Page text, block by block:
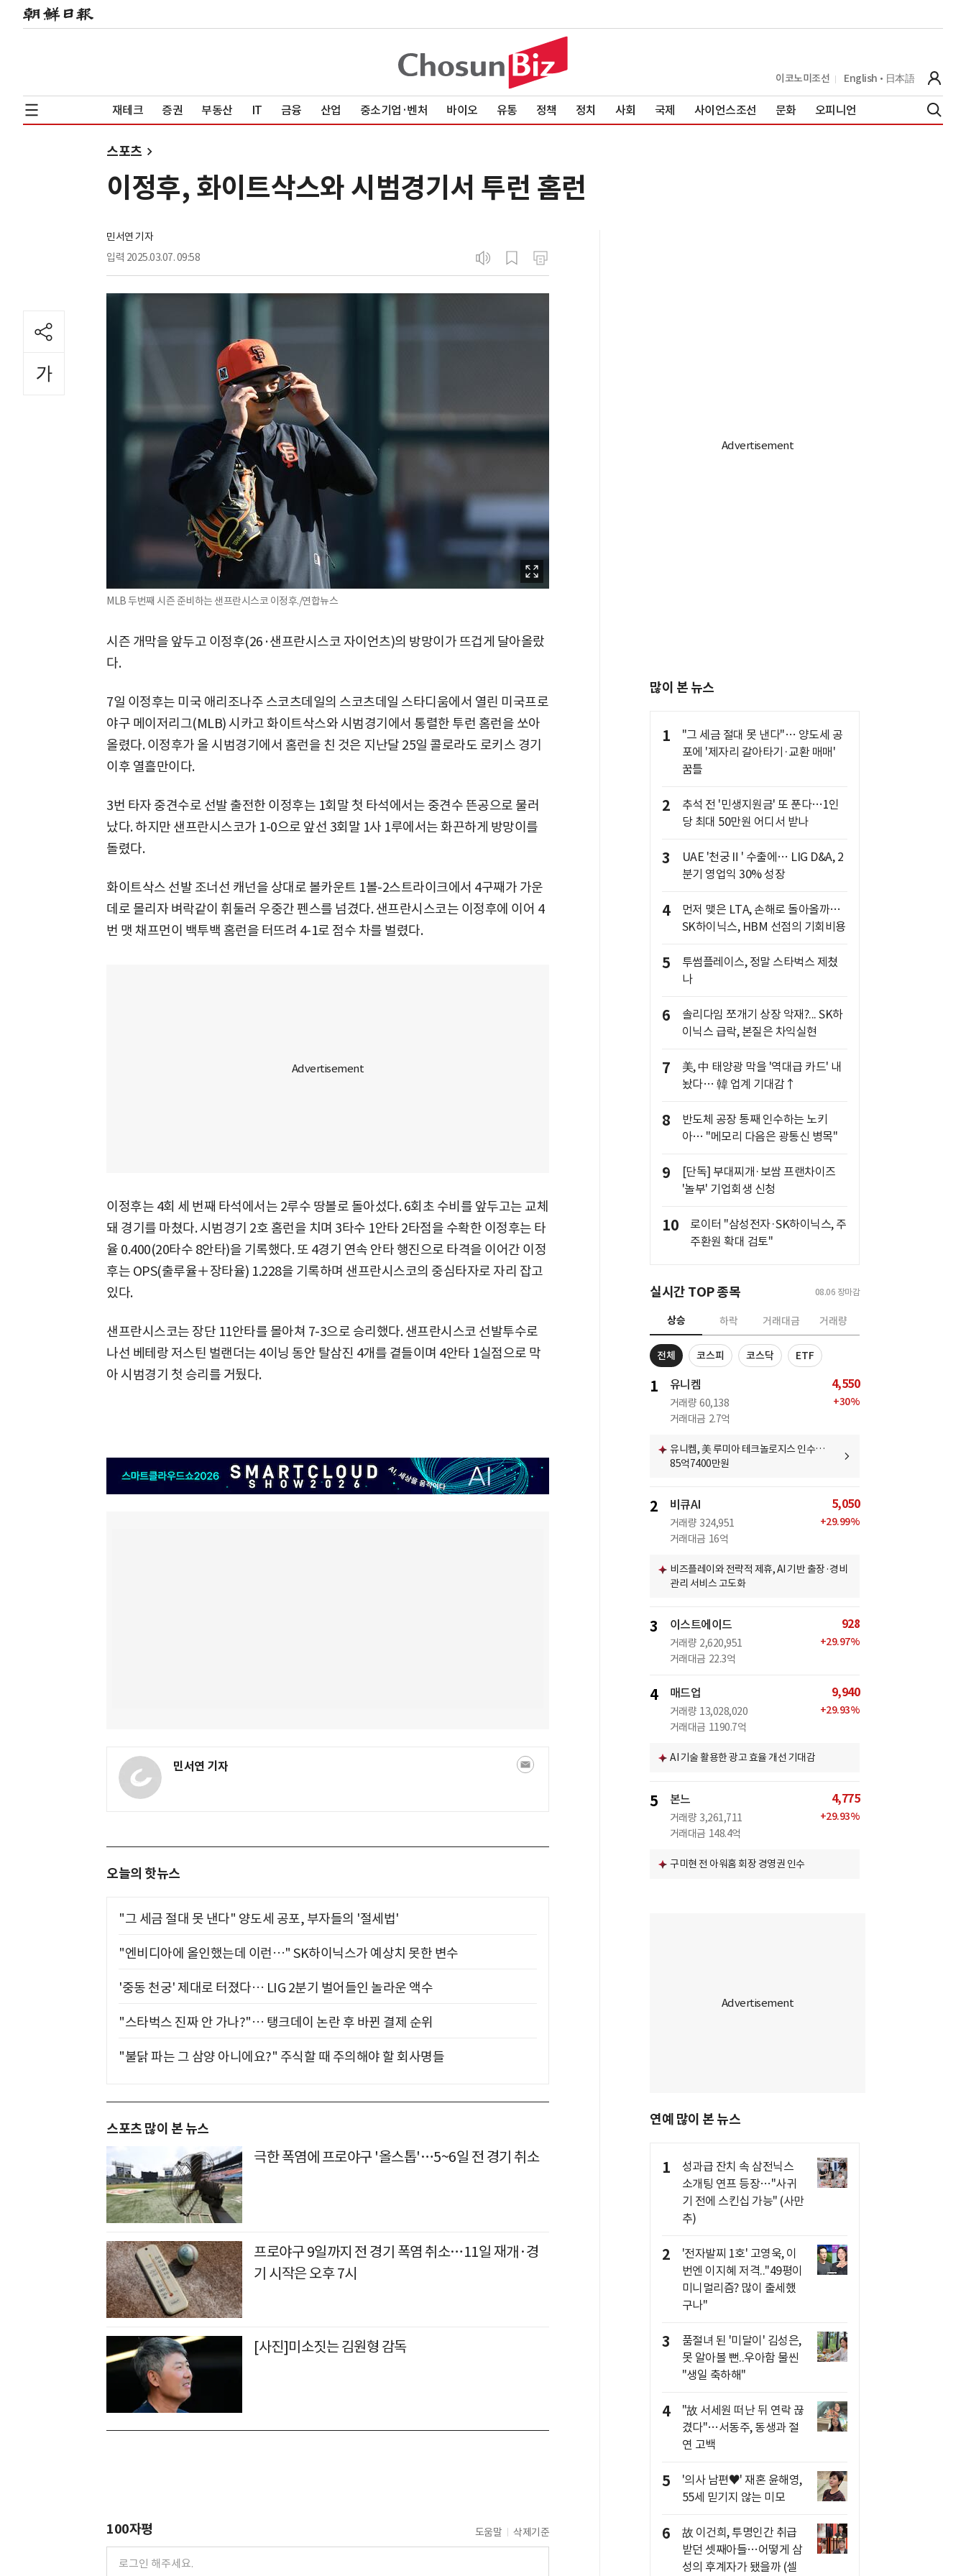
이코노미조선 English 日本語
재테크 증권 부동산 IT 금융 산업 중소기업·벤처 바이오 유통 정책 정치 사회 국제 사이언스조선 문화 오피니언
스포츠
이정후, 화이트삭스와 시범경기서 투런 홈런
민서연 기자
입력 2025.03.07. 09:58
MLB 두번째 시즌 준비하는 샌프란시스코 이정후./연합뉴스
시즌 개막을 앞두고 이정후(26·샌프란시스코 자이언츠)의 방망이가 뜨겁게 달아올랐
다.
7일 이정후는 미국 애리조나주 스코츠데일의 스코츠데일 스타디움에서 열린 미국프로
야구 메이저리그(MLB) 시카고 화이트삭스와 시범경기에서 통렬한 투런 홈런을 쏘아
올렸다. 이정후가 올 시범경기에서 홈런을 친 것은 지난달 25일 콜로라도 로키스 경기
이후 열흘만이다.
3번 타자 중견수로 선발 출전한 이정후는 1회말 첫 타석에서는 중견수 뜬공으로 물러
났다. 하지만 샌프란시스코가 1-0으로 앞선 3회말 1사 1루에서는 화끈하게 방망이를
돌렸다.
화이트삭스 선발 조너선 캐넌을 상대로 볼카운트 1볼-2스트라이크에서 4구째가 가운
데로 몰리자 벼락같이 휘둘러 우중간 펜스를 넘겼다. 샌프란시스코는 이정후에 이어 4
번 맷 채프먼이 백투백 홈런을 터뜨려 4-1로 점수 차를 벌렸다.
이정후는 4회 세 번째 타석에서는 2루수 땅볼로 돌아섰다. 6회초 수비를 앞두고는 교체
돼 경기를 마쳤다. 시범경기 2호 홈런을 치며 3타수 1안타 2타점을 수확한 이정후는 타
율 0.400(20타수 8안타)을 기록했다. 또 4경기 연속 안타 행진으로 타격을 이어간 이정
후는 OPS(출루율＋장타율) 1.228을 기록하며 샌프란시스코의 중심타자로 자리 잡고
있다.
샌프란시스코는 장단 11안타를 몰아쳐 7-3으로 승리했다. 샌프란시스코 선발투수로
나선 베테랑 저스틴 벌랜더는 4이닝 동안 탈삼진 4개를 곁들이며 4안타 1실점으로 막
아 시범경기 첫 승리를 거뒀다.
민서연 기자
오늘의 핫뉴스
"그 세금 절대 못 낸다" 양도세 공포, 부자들의 '절세법'
"엔비디아에 올인했는데 이런…" SK하이닉스가 예상치 못한 변수
'중동 천궁' 제대로 터졌다… LIG 2분기 벌어들인 놀라운 액수
"스타벅스 진짜 안 가나?"… 탱크데이 논란 후 바뀐 결제 순위
"불닭 파는 그 삼양 아니에요?" 주식할 때 주의해야 할 회사명들
스포츠 많이 본 뉴스
극한 폭염에 프로야구 '올스톱'…5~6일 전 경기 취소
프로야구 9일까지 전 경기 폭염 취소…11일 재개·경
기 시작은 오후 7시
[사진]미소짓는 김원형 감독
100자평 도움말 삭제기준
많이 본 뉴스
1
"그 세금 절대 못 낸다"… 양도세 공
포에 '제자리 갈아타기·교환 매매'
꿈틀
2
추석 전 '민생지원금' 또 푼다…1인
당 최대 50만원 어디서 받나
3
UAE '천궁Ⅱ' 수출에… LIG D&A, 2
분기 영업익 30% 성장
4
먼저 맺은 LTA, 손해로 돌아올까…
SK하이닉스, HBM 선점의 기회비용
5
투썸플레이스, 정말 스타벅스 제쳤
나
6
솔리다임 쪼개기 상장 악재?... SK하
이닉스 급락, 본질은 차익실현
7
美, 中 태양광 막을 '역대급 카드' 내
놨다… 韓 업계 기대감↑
8
반도체 공장 통째 인수하는 노키
아… "메모리 다음은 광통신 병목"
9
[단독] 부대찌개·보쌈 프랜차이즈
'놀부' 기업회생 신청
10
로이터 "삼성전자·SK하이닉스, 주
주환원 확대 검토"
실시간 TOP 종목 08.06 장마감
상승 하락 거래대금 거래량
전체 코스피 코스닥 ETF
1 유니켐
거래량 60,138
거래대금 2.7억
4,550
+30%
유니켐, 美 루미아 테크놀로지스 인수…
85억7400만원
2 비큐AI
거래량 324,951
거래대금 16억
5,050
+29.99%
비즈플레이와 전략적 제휴, AI 기반 출장·경비
관리 서비스 고도화
3 이스트에이드
거래량 2,620,951
거래대금 22.3억
928
+29.97%
4 매드업
거래량 13,028,020
거래대금 1190.7억
9,940
+29.93%
AI 기술 활용한 광고 효율 개선 기대감
5 본느
거래량 3,261,711
거래대금 148.4억
4,775
+29.93%
구미현 전 아워홈 회장 경영권 인수
연예 많이 본 뉴스
1
성과급 잔치 속 삼전닉스
소개팅 연프 등장…"사귀
기 전에 스킨십 가능" (사만
추)
2
'전자발찌 1호' 고영욱, 이
번엔 이지혜 저격.."49평이
미니멀리즘? 많이 출세했
구나"
3
품절녀 된 '미달이' 김성은,
못 알아볼 뻔..우아함 물씬
"생일 축하해"
4
"故 서세원 떠난 뒤 연락 끊
겼다"…서동주, 동생과 절
연 고백
5
'의사 남편♥' 재혼 윤해영,
55세 믿기지 않는 미모
6
故 이건희, 투명인간 취급
받던 셋째아들…어떻게 삼
성의 후계자가 됐을까 (셀